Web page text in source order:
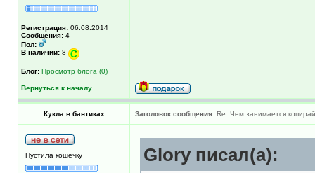
Регистрация: 06.08.2014
Сообщения: 4
Пол:
В наличии: 8
Блог: Просмотр блога (0)
Вернуться к началу
Кукла в бантиках Заголовок сообщения: Re: Чем занимается
Пустила кошечку Glory писал(а):